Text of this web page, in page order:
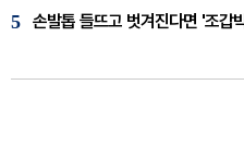
5 손발톱 들뜨고 벗겨진다면 '조갑